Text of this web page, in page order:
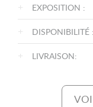
+ EXPOSITION :
+ DISPONIBILITÉ :
+ LIVRAISON: